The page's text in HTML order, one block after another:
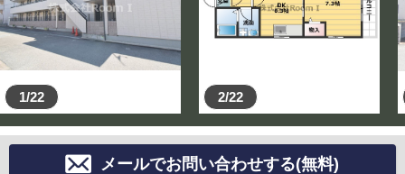
1/22 2/22
メールでお問い合わせする(無料)